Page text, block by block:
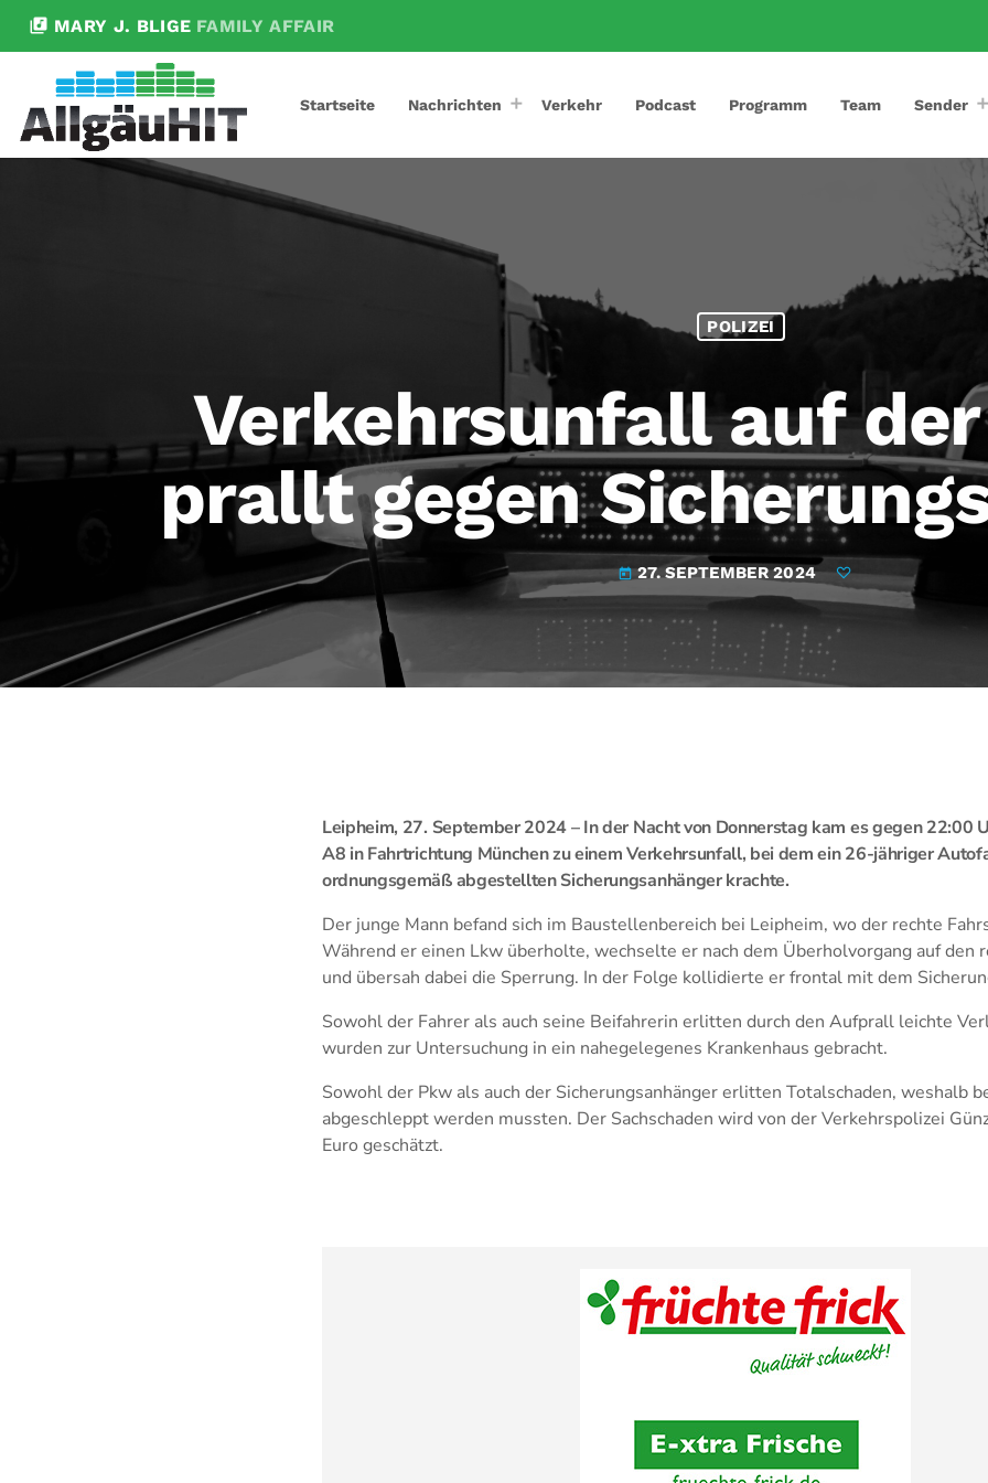
library_music MARY J. BLIGE FAMILY AFFAIR
Startseite Nachrichten Verkehr Podcast Programm Team Sender
POLIZEI
Verkehrsunfall auf
prallt gegen
today 27. SEPTEMBER 2024
Leipheim, 27. September 2024 – In der Nacht von Donnerstag kam es gegen 22:00
A8 in Fahrtrichtung München zu einem Verkehrsunfall, bei dem ein 26-jähriger
ordnungsgemäß abgestellten Sicherungsanhänger krachte.
Der junge Mann befand sich im Baustellenbereich bei Leipheim, wo der rechte
Während er einen Lkw überholte, wechselte er nach dem Überholvorgang auf den
und übersah dabei die Sperrung. In der Folge kollidierte er frontal mit dem
Sowohl der Fahrer als auch seine Beifahrerin erlitten durch den Aufprall leichte
wurden zur Untersuchung in ein nahegelegenes Krankenhaus gebracht.
Sowohl der Pkw als auch der Sicherungsanhänger erlitten Totalschaden, weshalb
abgeschleppt werden mussten. Der Sachschaden wird von der Verkehrspolizei
Euro geschätzt.